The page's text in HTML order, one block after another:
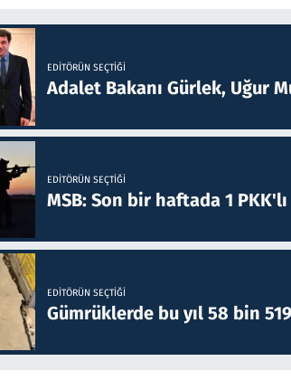
EDITÖRÜN SEÇTIĞI
Adalet Bakanı Gürlek, Uğur
EDITÖRÜN SEÇTIĞI
MSB: Son bir haftada 1
EDITÖRÜN SEÇTIĞI
Gümrüklerde bu yıl 58 bin